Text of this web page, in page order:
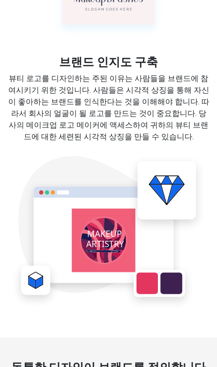
브랜드 인지도 구축
뷰티 로고를 디자인하는 주된 이유는 사람들을 브랜드에 참
여시키기 위한 것입니다. 사람들은 시각적 상징을 통해 자신
이 좋아하는 브랜드를 인식한다는 것을 이해해야 합니다. 따
라서 회사의 얼굴이 될 로고를 만드는 것이 중요합니다. 당
사의 메이크업 로고 메이커에 액세스하여 귀하의 뷰티 브랜
드에 대한 세련된 시각적 상징을 만들 수 있습니다.